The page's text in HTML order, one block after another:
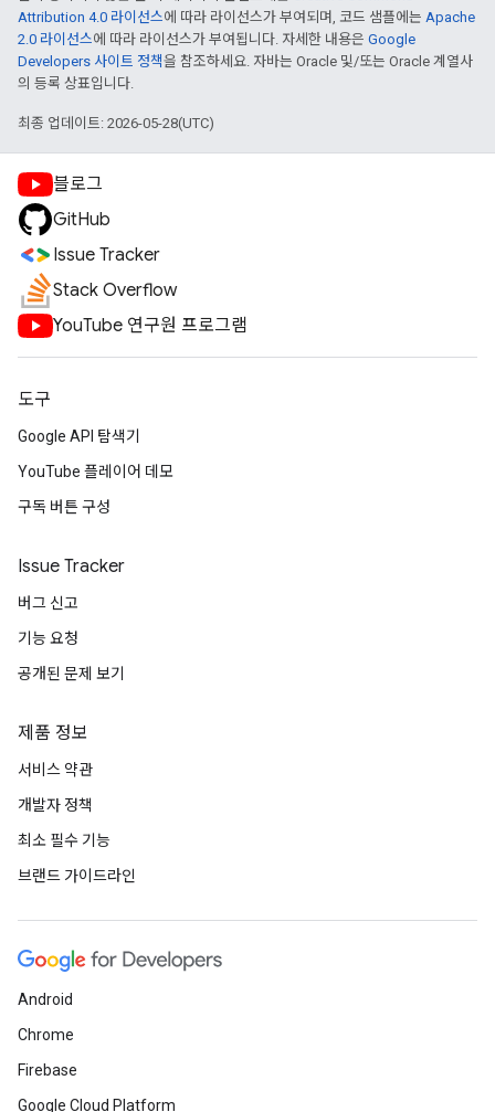
Attribution 4.0 라이선스에 따라 라이선스가 부여되며, 코드 샘플에는 Apache
2.0 라이선스에 따라 라이선스가 부여됩니다. 자세한 내용은 Google
Developers 사이트 정책을 참조하세요. 자바는 Oracle 및/또는 Oracle 계열사
의 등록 상표입니다.
최종 업데이트: 2026-05-28(UTC)
블로그
GitHub
Issue Tracker
Stack Overflow
YouTube 연구원 프로그램
도구
Google API 탐색기
YouTube 플레이어 데모
구독 버튼 구성
Issue Tracker
버그 신고
기능 요청
공개된 문제 보기
제품 정보
서비스 약관
개발자 정책
최소 필수 기능
브랜드 가이드라인
Android
Chrome
Firebase
Google Cloud Platform